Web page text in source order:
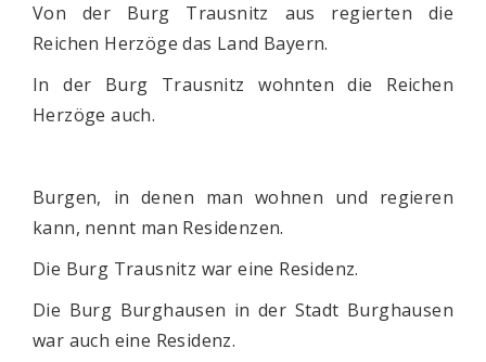
Von der Burg Trausnitz aus regierten die
Reichen Herzöge das Land Bayern.
In der Burg Trausnitz wohnten die Reichen
Herzöge auch.
Burgen, in denen man wohnen und regieren
kann, nennt man Residenzen.
Die Burg Trausnitz war eine Residenz.
Die Burg Burghausen in der Stadt Burghausen
war auch eine Residenz.